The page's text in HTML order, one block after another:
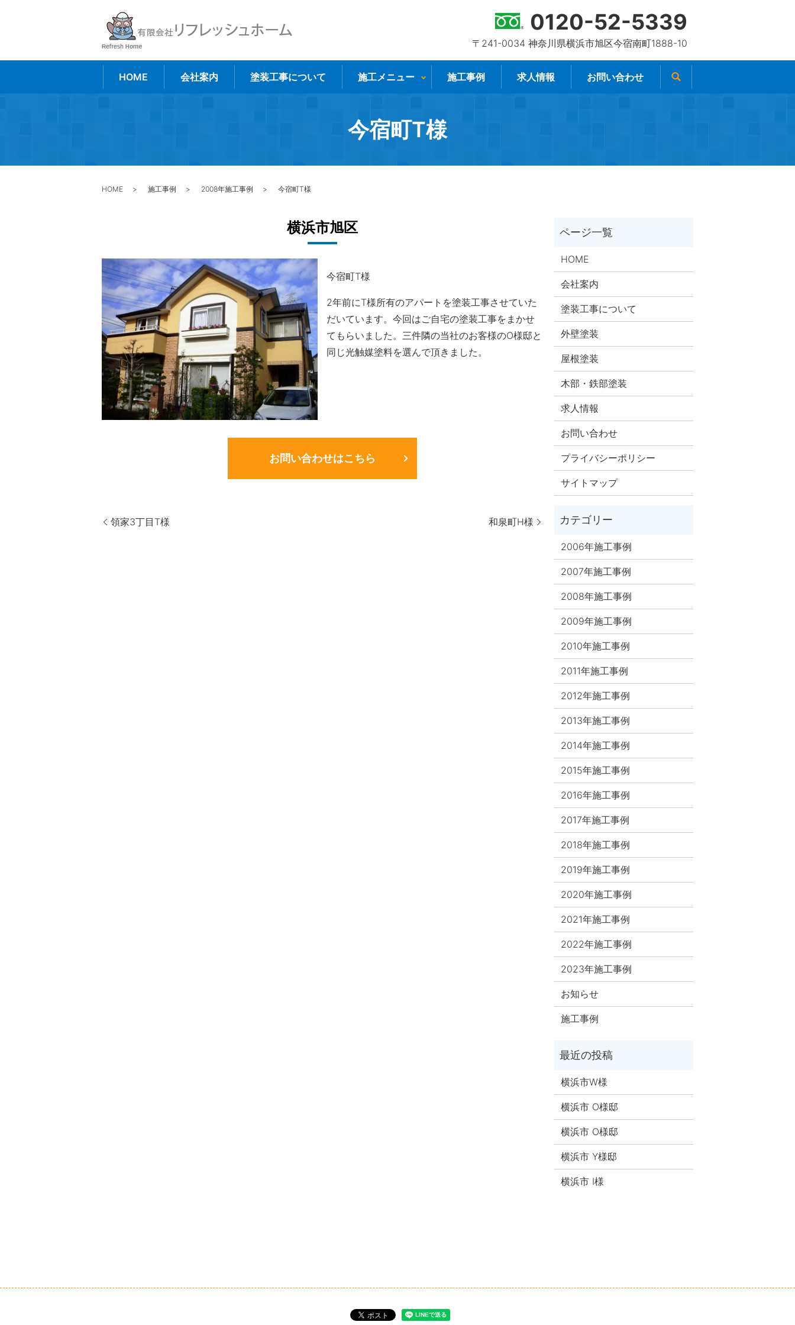
0120-52-5339
〒241-0034 神奈川県横浜市旭区今宿南町1888-10
HOME 会社案内 塗装工事について 施工メニュー 施工事例 求人情報 お問い合わせ
今宿町T様
HOME 施工事例 2008年施工事例 今宿町T様
横浜市旭区
今宿町T様
2年前にT様所有のアパートを塗装工事させていた
だいています。今回はご自宅の塗装工事をまかせ
てもらいました。三件隣の当社のお客様のO様邸と
同じ光触媒塗料を選んで頂きました。
お問い合わせはこちら
領家3丁目T様 和泉町H様
HOME
会社案内
塗装工事について
外壁塗装
屋根塗装
木部・鉄部塗装
求人情報
お問い合わせ
プライバシーポリシー
サイトマップ
2006年施工事例
2007年施工事例
2008年施工事例
2009年施工事例
2010年施工事例
2011年施工事例
2012年施工事例
2013年施工事例
2014年施工事例
2015年施工事例
2016年施工事例
2017年施工事例
2018年施工事例
2019年施工事例
2020年施工事例
2021年施工事例
2022年施工事例
2023年施工事例
お知らせ
施工事例
横浜市W様
横浜市 O様邸
横浜市 O様邸
横浜市 Y様邸
横浜市 I様